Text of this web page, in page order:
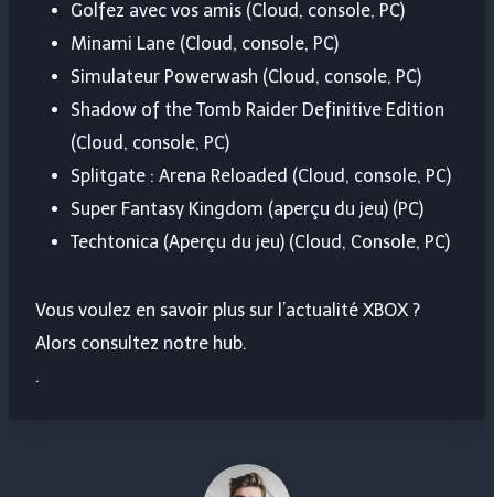
Golfez avec vos amis (Cloud, console, PC)
Minami Lane (Cloud, console, PC)
Simulateur Powerwash (Cloud, console, PC)
Shadow of the Tomb Raider Definitive Edition
(Cloud, console, PC)
Splitgate : Arena Reloaded (Cloud, console, PC)
Super Fantasy Kingdom (aperçu du jeu) (PC)
Techtonica (Aperçu du jeu) (Cloud, Console, PC)
Vous voulez en savoir plus sur l’actualité XBOX ?
Alors consultez notre hub.
.